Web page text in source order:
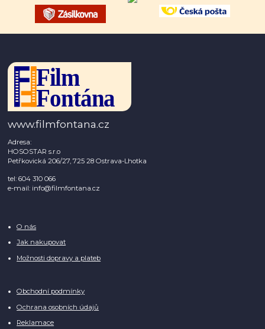
www.filmfontana.cz
Adresa:
HOSOSTAR s.r.o
Petřkovická 206/27, 725 28 Ostrava-Lhotka
tel: 604 310 066
e-mail: info@filmfontana.cz
O nás
Jak nakupovat
Možnosti dopravy a plateb
Obchodní podmínky
Ochrana osobních údajů
Reklamace